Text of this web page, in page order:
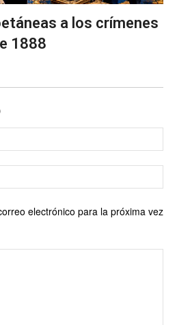
a los crímenes
1888
electrónico para la próxima vez